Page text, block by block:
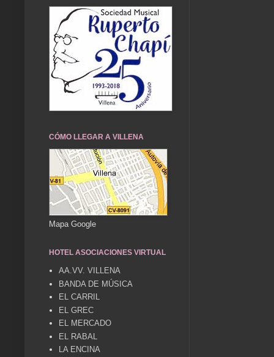
CÓMO LLEGAR A VILLENA
Mapa Google
HOTEL ASOCIACIONES VIRTUAL
AA.VV. VILLENA
BANDA DE MÚSICA
EL CARRIL
EL GREC
EL MERCADO
EL RABAL
LA ENCINA